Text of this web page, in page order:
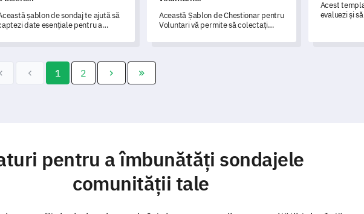
șablon de sondaj te ajută să
date esențiale pentru a
tale.
Această Șablon de Chestionar pentru
Voluntari vă permite să colectați
voluntarii dvs.
Acest
evaluezi și
1 2
pentru a îmbunătăți sondajele
comunității tale